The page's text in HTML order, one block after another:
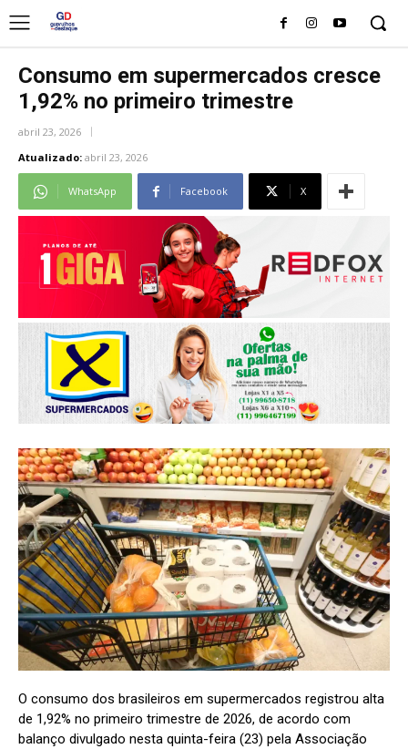
Consumo em supermercados cresce
1,92% no primeiro trimestre
abril 23, 2026
Atualizado: abril 23, 2026
WhatsApp Facebook X
O consumo dos brasileiros em supermercados registrou alta
de 1,92% no primeiro trimestre de 2026, de acordo com
balanço divulgado nesta quinta-feira (23) pela Associação